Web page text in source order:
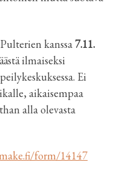
kanssa7.11.
ilmaiseksi
Ei
aikaisempaa
alla olevasta
form/14147